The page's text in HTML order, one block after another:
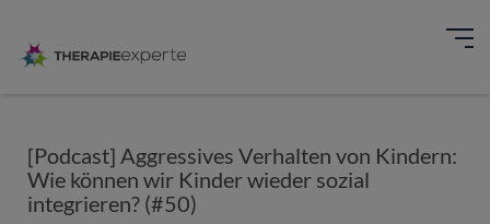
[Podcast] Aggressives Verhalten von Kindern:
Wie können wir Kinder wieder sozial
integrieren? (#50)